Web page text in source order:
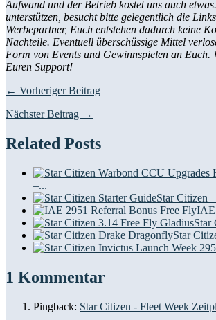
Aufwand und der Betrieb kostet uns auch
unterstützen, besucht bitte gelegentlich die
Werbepartner, Euch entstehen dadurch keine
Nachteile. Eventuell überschüssige Mittel
Form von Events und Gewinnspielen an Euch.
Euren Support!
← Vorheriger Beitrag
Nächster Beitrag →
Related Posts
–...
Star Citizen
IAE
Star
Star
1 Kommentar
Pingback: Star Citizen - Fleet Week